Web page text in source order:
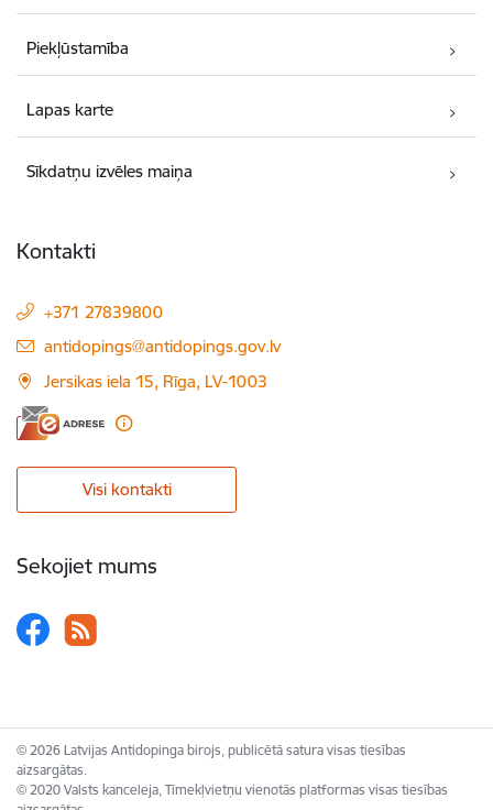
Piekļūstamība
Lapas karte
Sīkdatņu izvēles maiņa
Kontakti
+371 27839800
E-pasts:
antidopings@antidopings.gov.lv
Jersikas iela 15, Rīga, LV-1003
Visi kontakti
Sekojiet mums
© 2026 Latvijas Antidopinga birojs, publicētā satura visas tiesības
aizsargātas.
© 2020 Valsts kanceleja, Tīmekļvietņu vienotās platformas visas tiesības